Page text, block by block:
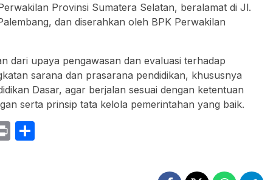
Provinsi Sumatera Selatan, beralamat di Jl.
dan diserahkan oleh BPK Perwakilan
dari upaya pengawasan dan evaluasi terhadap
sarana dan prasarana pendidikan, khususnya
Dasar, agar berjalan sesuai dengan ketentuan
serta prinsip tata kelola pemerintahan yang baik.
Print